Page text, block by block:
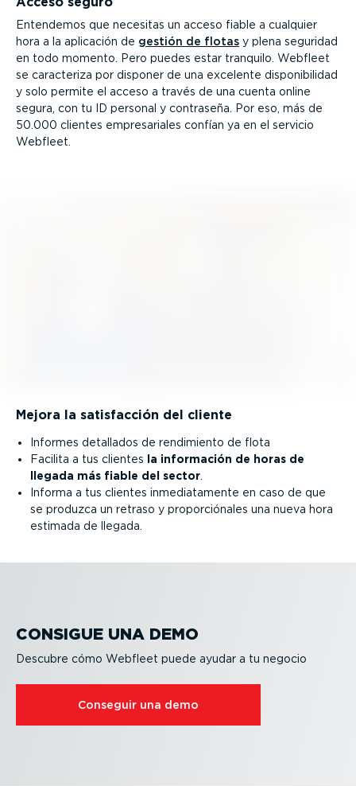
Entendemos que necesitas un acceso fiable a cualquier
hora a la aplicación de gestión de flotas y plena seguridad
en todo momento. Pero puedes estar tranquilo. Webfleet
se caracteriza por disponer de una excelente dispo­ni­bi­lidad
y solo permite el acceso a través de una cuenta online
segura, con tu ID personal y contraseña. Por eso, más de
50.000 clientes empre­sa­riales confían ya en el servicio
Webfleet.
Mejora la satis­facción del cliente
Informes detallados de rendimiento de flota
Facilita a tus clientes
la información de horas de
llegada más fiable del sector.
Informa a tus clientes inmedia­ta­mente en caso de que
se produzca un retraso y propor­ció­nales una nueva hora
estimada de llegada.
CONSIGUE UNA DEMO
Descubre cómo Webfleet puede ayudar a tu negocio
Conseguir una demo